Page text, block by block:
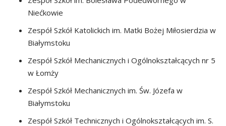
Niećkowie
Zespół Szkół Katolickich im. Matki Bożej Miłosierdzia w
Białymstoku
Zespół Szkół Mechanicznych i Ogólnokształcących nr 5
w Łomży
Zespół Szkół Mechanicznych im. Św. Józefa w
Białymstoku
Zespół Szkół Technicznych i Ogólnokształcących im. S.